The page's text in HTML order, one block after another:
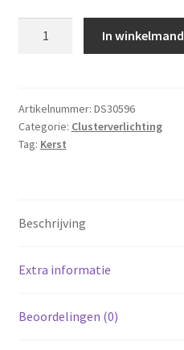
-
14m
-
dimmer
extra
wit
In winkelmand
Artikelnummer: DS30596
Categorie: Clusterverlichting
Tag: Kerst
Beschrijving
Extra informatie
Beoordelingen (0)